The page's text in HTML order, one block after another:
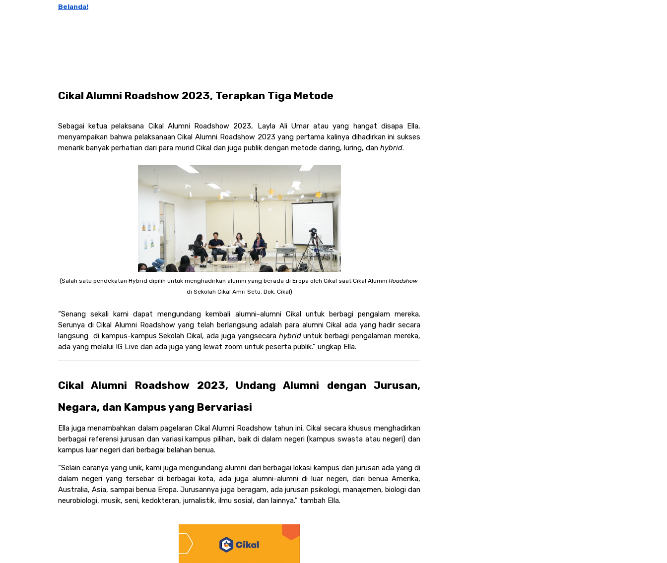
Belanda!
Cikal Alumni Roadshow 2023, Terapkan Tiga Metode
Sebagai ketua pelaksana Cikal Alumni Roadshow 2023, Layla Ali Umar atau yang hangat disapa Ella,
menyampaikan bahwa pelaksanaan Cikal Alumni Roadshow 2023 yang pertama kalinya dihadirkan ini sukses
menarik banyak perhatian dari para murid Cikal dan juga publik dengan metode daring, luring, dan hybrid.
(Salah satu pendekatan Hybrid dipilih untuk menghadirkan alumni yang berada di Eropa oleh Cikal saat Cikal Alumni Roadshow
di Sekolah Cikal Amri Setu. Dok. Cikal)
“Senang sekali kami dapat mengundang kembali alumni-alumni Cikal untuk berbagi pengalam mereka.
Serunya di Cikal Alumni Roadshow yang telah berlangsung adalah para alumni Cikal ada yang hadir secara
langsung  di kampus-kampus Sekolah Cikal, ada juga yangsecara hybrid untuk berbagi pengalaman mereka,
ada yang melalui IG Live dan ada juga yang lewat zoom untuk peserta publik.” ungkap Ella.
Cikal Alumni Roadshow 2023, Undang Alumni dengan Jurusan,
Negara, dan Kampus yang Bervariasi
Ella juga menambahkan dalam pagelaran Cikal Alumni Roadshow tahun ini, Cikal secara khusus menghadirkan
berbagai referensi jurusan dan variasi kampus pilihan, baik di dalam negeri (kampus swasta atau negeri) dan
kampus luar negeri dari berbagai belahan benua.
“Selain caranya yang unik, kami juga mengundang alumni dari berbagai lokasi kampus dan jurusan ada yang di
dalam negeri yang tersebar di berbagai kota, ada juga alumni-alumni di luar negeri, dari benua Amerika,
Australia, Asia, sampai benua Eropa. Jurusannya juga beragam, ada jurusan psikologi, manajemen, biologi dan
neurobiologi, musik, seni, kedokteran, jurnalistik, ilmu sosial, dan lainnya.” tambah Ella.